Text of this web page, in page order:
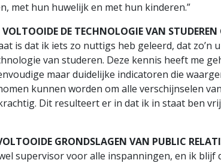
met hun huwelijk en met hun kinderen.”
DE TECHNOLOGIE VAN STUDEREN
is dat ik iets zo nuttigs heb geleerd, dat zo’n
van studeren. Deze kennis heeft me
maar duidelijke indicatoren die
kunnen worden om alle verschijnselen
Dit resulteert er in dat ik in staat ben
GRONDSLAGEN VAN PUBLIC
supervisor voor alle inspanningen, en ik blijf